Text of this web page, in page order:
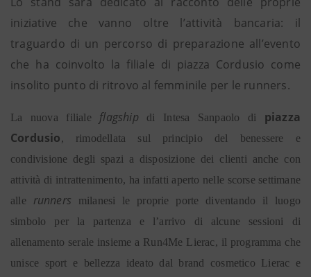
iniziative che vanno oltre l’attività bancaria: il
traguardo di un percorso di preparazione all’evento
che ha coinvolto la filiale di piazza Cordusio come
insolito punto di ritrovo al femminile per le runners.
La nuova filiale flagship di Intesa Sanpaolo di piazza
Cordusio, rimodellata sul principio del benessere e
condivisione degli spazi a disposizione dei clienti anche con
attività di intrattenimento, ha infatti aperto nelle scorse settimane
alle runners milanesi le proprie porte diventando il luogo
simbolo per la partenza e l’arrivo di alcune sessioni di
allenamento serale insieme a Run4Me Lierac, il programma che
unisce sport e bellezza ideato dal brand cosmetico Lierac e